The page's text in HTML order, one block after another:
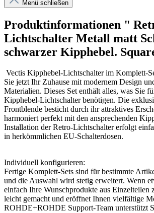
Menü schließen
Produktinformationen "
Lichtschalter Metall matt
schwarzer Kipphebel.
Vectis Kipphebel-Lichtschalter im Komplett-
Sie jetzt Ihr Zuhause mit modernem Design
Materialien. Dieses Set enthält alles, was Sie
Kipphebel-Lichtschalter benötigen. Die
Frontblende besticht durch ihr attraktives
harmoniert perfekt mit den ansprechenden
Installation der Retro-Lichtschalter erfolgt
in herkömmlichen EU-Schalterdosen.
Individuell konfigurieren:
Fertige Komplett-Sets sind für bestimmte
und die Auswahl wird stetig erweitert. Wenn
einfach Ihre Wunschprodukte aus Einzelteilen
leicht gemacht und eröffnet Ihnen vielfältige
ROHDE+ROHDE Support-Team unterstützt